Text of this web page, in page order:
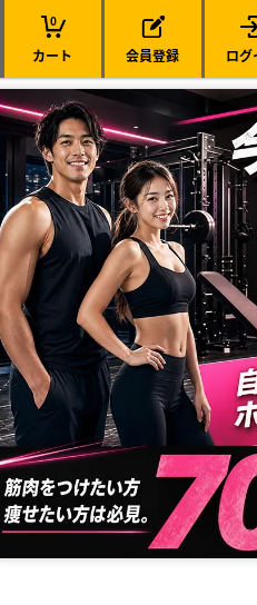
カート
0
会員登録 ログ